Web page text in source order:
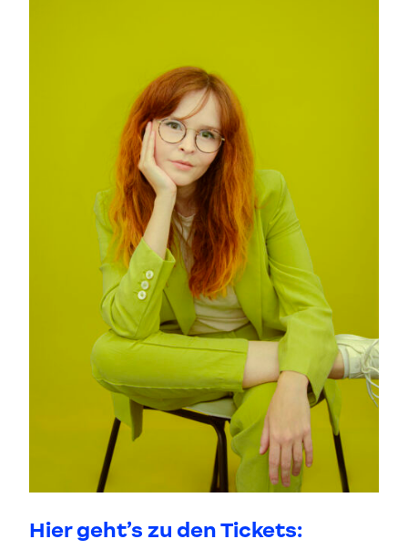
Hier geht’s zu den Tickets: